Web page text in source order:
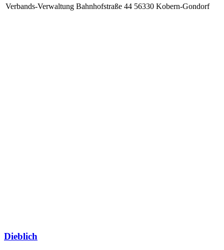
Verbands-Verwaltung Bahnhofstraße 44 56330 Kobern-Gondorf
Dieblich